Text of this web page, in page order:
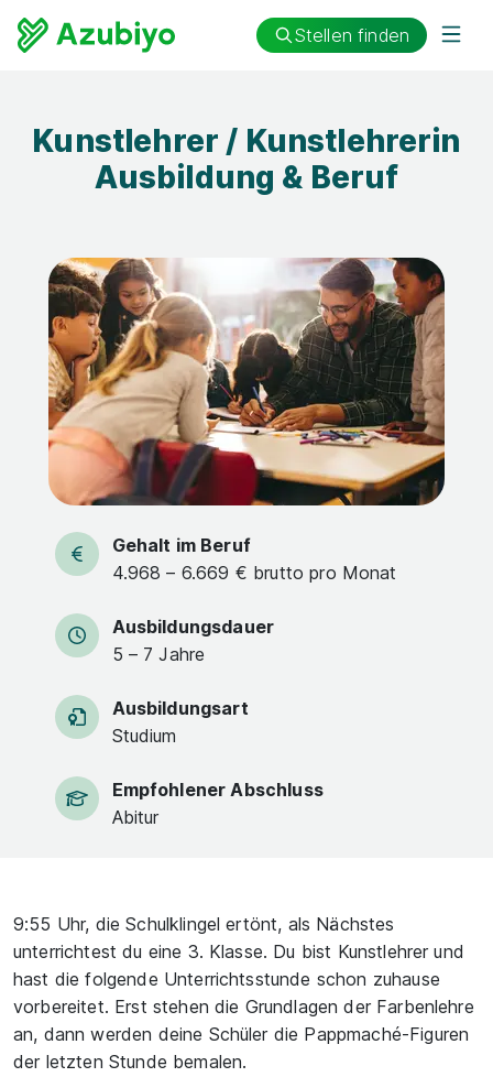
Stellen finden
Kunstlehrer / Kunstlehrerin
Ausbildung & Beruf
Gehalt im Beruf
4.968 – 6.669 € brutto pro Monat
Ausbildungsdauer
5 – 7 Jahre
Ausbildungsart
Studium
Empfohlener Abschluss
Abitur
9:55 Uhr, die Schulklingel ertönt, als Nächstes
unterrichtest du eine 3. Klasse. Du bist Kunstlehrer und
hast die folgende Unterrichtsstunde schon zuhause
vorbereitet. Erst stehen die Grundlagen der Farbenlehre
an, dann werden deine Schüler die Pappmaché-Figuren
der letzten Stunde bemalen.